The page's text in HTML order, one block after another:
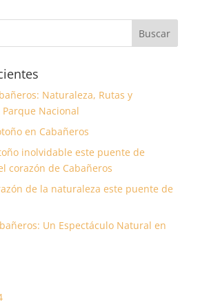
Naturaleza, Rutas y
Nacional
en Cabañeros
inolvidable este puente de
corazón de Cabañeros
de la naturaleza este puente de
Un Espectáculo Natural en